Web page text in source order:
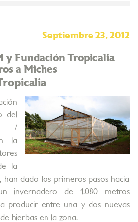
Septiembre 23, 2012
y Fundación Tropicalia
a Miches
del
/
la
la
han dado los primeros pasos hacia
invernadero de 1.080 metros
producir entre una y dos nuevas
hierbas en la zona.